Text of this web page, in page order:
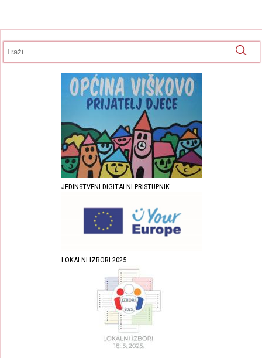
JEDINSTVENI DIGITALNI PRISTUPNIK
LOKALNI IZBORI 2025.